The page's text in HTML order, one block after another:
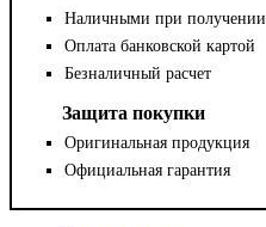
Наличными при получении
Оплата банковской картой
Безналичный расчет
Защита покупки
Оригинальная продукция
Официальная гарантия